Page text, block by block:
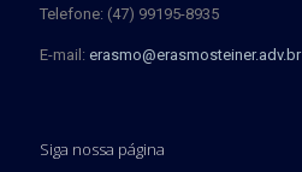
Telefone: (47) 99195-8935
E-mail: erasmo@erasmosteiner.adv.br
Siga nossa página